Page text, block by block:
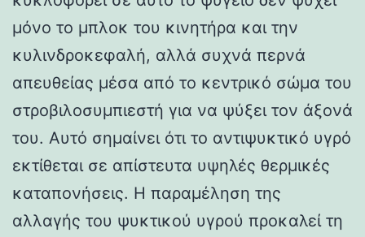
μόνο το μπλοκ του κινητήρα και την
κυλινδροκεφαλή, αλλά συχνά περνά
απευθείας μέσα από το κεντρικό σώμα του
στροβιλοσυμπιεστή για να ψύξει τον άξονά
του. Αυτό σημαίνει ότι το αντιψυκτικό υγρό
εκτίθεται σε απίστευτα υψηλές θερμικές
καταπονήσεις. Η παραμέληση της
αλλαγής του ψυκτικού υγρού προκαλεί τη